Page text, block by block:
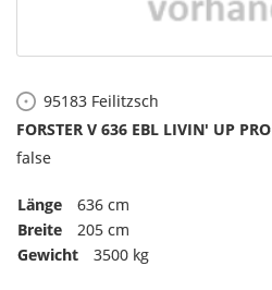
95183 Feilitzsch
FORSTER V 636 EBL LIVIN' UP PRO
false
Länge
636 cm
Breite
205 cm
Gewicht
3500 kg